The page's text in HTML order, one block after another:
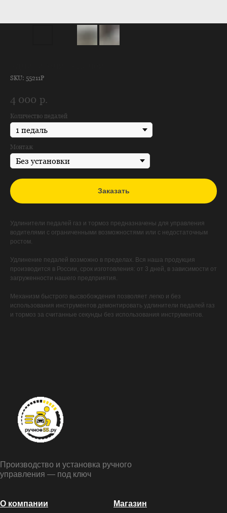
SKU: 55211P
4 000 р.
Количество педалей
Монтаж
Заказать
Удлинители педалей газ и тормоз предназначены для управления
водителями с ограниченными возможностями или с недостаточным
ростом.
Удлинение педалей возможно в пределах. Вся наша продукция
производится в России, срок изготовления: от 3 дней, в зависимости от
загруженности нашего предприятия.
Механизм быстрого высвобождения позволяет легко и без
использования инструментов демонтировать удлинители педалей газ
и тормоз за считанные секунды без использования инструментов.
Производство и установка ручного
управления — под ключ
О компании Магазин